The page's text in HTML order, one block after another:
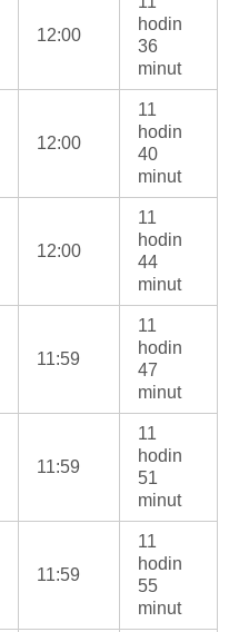
12:00
hodin
36
minut
12:00
11
hodin
40
minut
12:00
11
hodin
44
minut
11:59
11
hodin
47
minut
11:59
11
hodin
51
minut
11:59
11
hodin
55
minut